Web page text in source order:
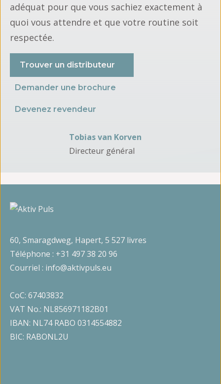
adéquat pour que vous sachiez exactement à
quoi vous attendre et que votre routine soit
respectée.
Trouver un distributeur
Demander une brochure
Devenez revendeur
Tobias van Korven
Directeur général
60, Smaragdweg, Hapert, 5 527 livres
Téléphone : +31 497 38 20 96
Courriel : info@aktivpuls.eu
CoC: 67403832
VAT No.: NL856971182B01
IBAN: NL74 RABO 0314554882
BIC: RABONL2U